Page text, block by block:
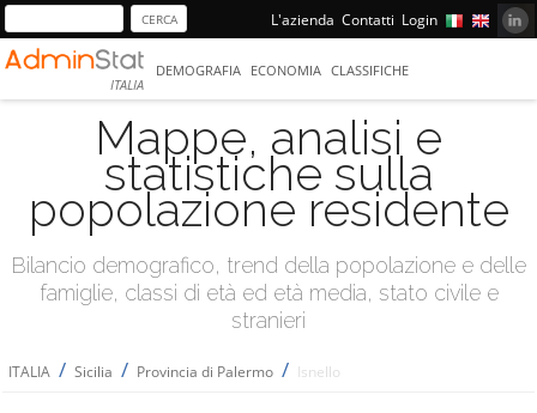
L'azienda Contatti Login
ITALIA
DEMOGRAFIA ECONOMIA CLASSIFICHE
Mappe, analisi e
statistiche sulla
popolazione residente
Bilancio demografico, trend della popolazione e delle
famiglie, classi di età ed età media, stato civile e
stranieri
ITALIA / Sicilia / Provincia di Palermo / Isnello